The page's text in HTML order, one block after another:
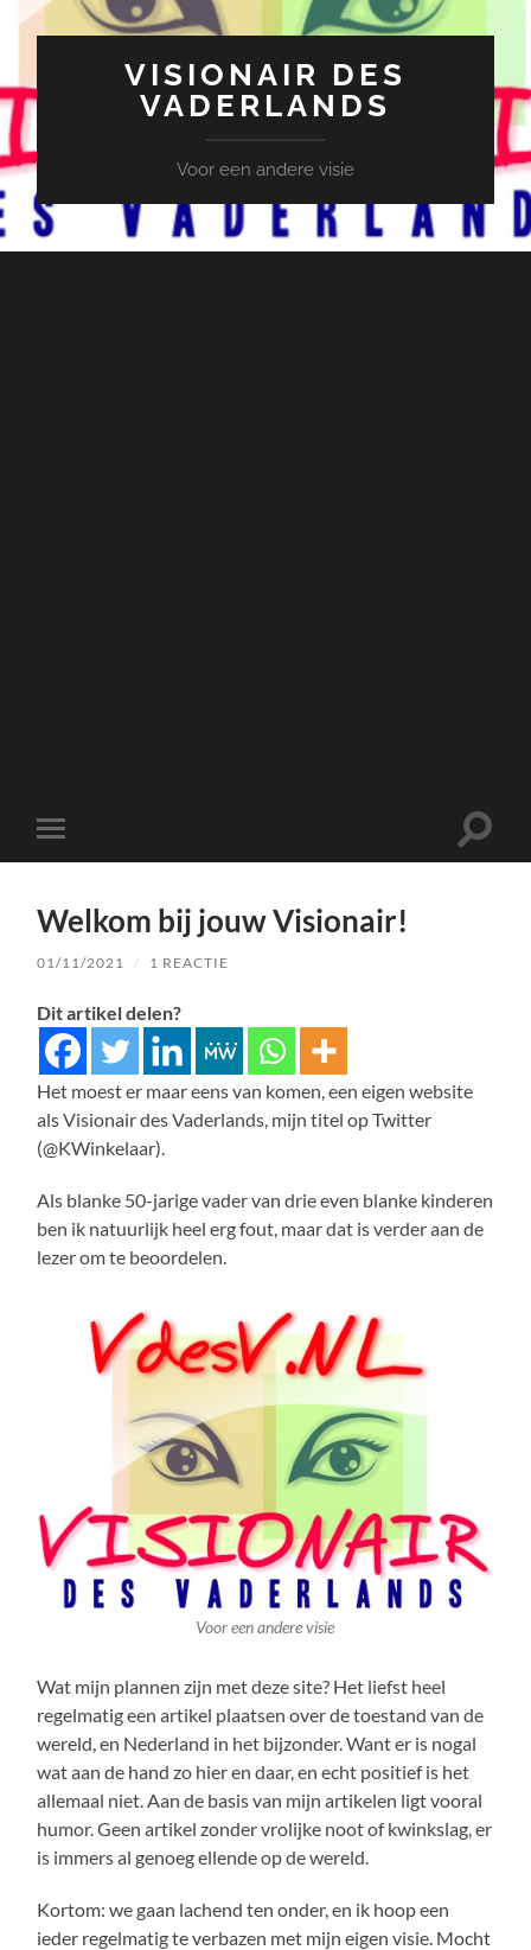
VISIONAIR DES
VADERLANDS
Voor een andere visie
Toggle
mobiel
Toggle
Welkom bij jouw Visionair!
01/11/2021 / 1 REACTIE
Dit artikel delen?
Het moest er maar eens van komen, een eigen website
als Visionair des Vaderlands, mijn titel op Twitter
(@KWinkelaar).
Als blanke 50-jarige vader van drie even blanke kinderen
ben ik natuurlijk heel erg fout, maar dat is verder aan de
lezer om te beoordelen.
Voor een andere visie
Wat mijn plannen zijn met deze site? Het liefst heel
regelmatig een artikel plaatsen over de toestand van de
wereld, en Nederland in het bijzonder. Want er is nogal
wat aan de hand zo hier en daar, en echt positief is het
allemaal niet. Aan de basis van mijn artikelen ligt vooral
humor. Geen artikel zonder vrolijke noot of kwinkslag, er
is immers al genoeg ellende op de wereld.
Kortom: we gaan lachend ten onder, en ik hoop een
ieder regelmatig te verbazen met mijn eigen visie. Mocht